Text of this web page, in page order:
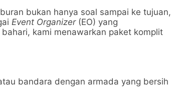
bukan hanya soal sampai ke tujuan,
Event Organizer(EO) yang
kami menawarkan paket komplit
bandara dengan armada yang bersih